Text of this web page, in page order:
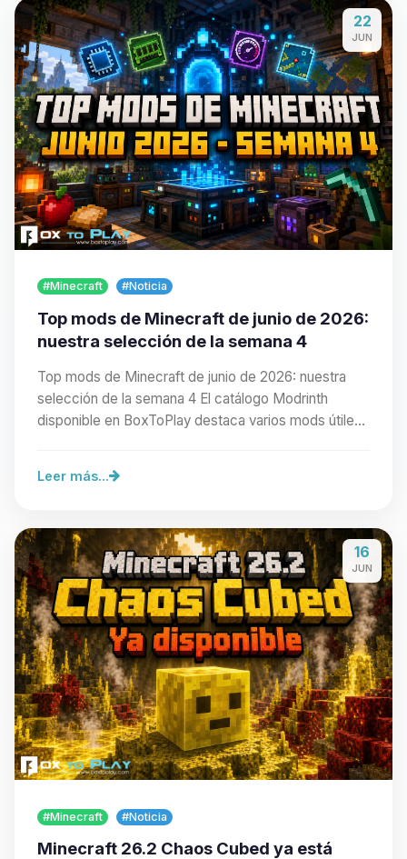
22
JUN
#Minecraft #Noticia
Top mods de Minecraft de junio de 2026:
nuestra selección de la semana 4
Top mods de Minecraft de junio de 2026: nuestra
selección de la semana 4 El catálogo Modrinth
disponible en BoxToPlay destaca varios mods útiles
Leer más...
16
JUN
#Minecraft #Noticia
Minecraft 26.2 Chaos Cubed ya está